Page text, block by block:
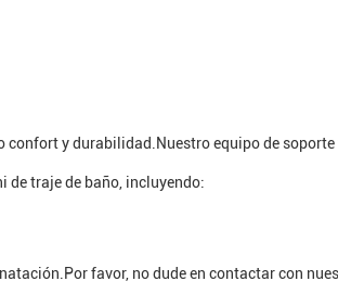
y durabilidad.Nuestro equipo de
de traje de baño, incluyendo:
favor, no dude en contactar con